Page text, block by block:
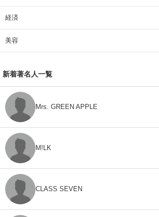
経済
美容
新着著名人一覧
Mrs. GREEN APPLE
M!LK
CLASS SEVEN